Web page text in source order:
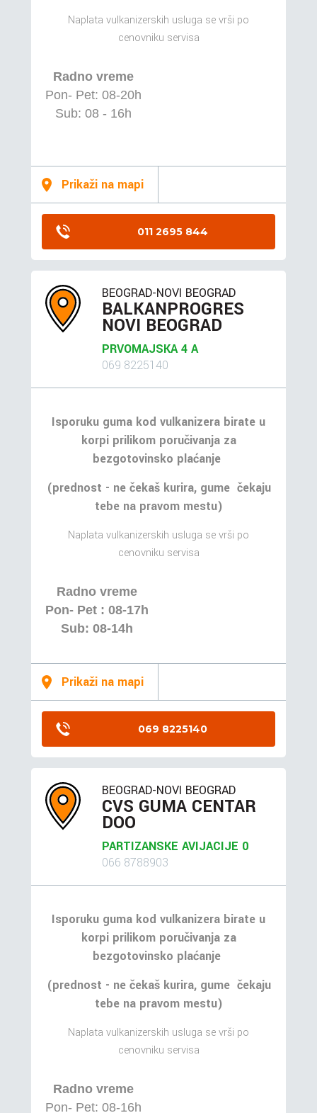
Naplata vulkanizerskih usluga se vrši po
cenovniku servisa
Radno vreme
Pon- Pet: 08-20h
Sub: 08 - 16h
Prikaži na mapi
011 2695 844
BEOGRAD-NOVI BEOGRAD
BALKANPROGRES
NOVI BEOGRAD
PRVOMAJSKA 4 A
069 8225140
Isporuku guma kod vulkanizera birate u
korpi prilikom poručivanja za
bezgotovinsko plaćanje
(prednost - ne čekaš kurira, gume čekaju
tebe na pravom mestu)
Naplata vulkanizerskih usluga se vrši po
cenovniku servisa
Radno vreme
Pon- Pet : 08-17h
Sub: 08-14h
Prikaži na mapi
069 8225140
BEOGRAD-NOVI BEOGRAD
CVS GUMA CENTAR
DOO
PARTIZANSKE AVIJACIJE 0
066 8788903
Isporuku guma kod vulkanizera birate u
korpi prilikom poručivanja za
bezgotovinsko plaćanje
(prednost - ne čekaš kurira, gume čekaju
tebe na pravom mestu)
Naplata vulkanizerskih usluga se vrši po
cenovniku servisa
Radno vreme
Pon- Pet: 08-16h